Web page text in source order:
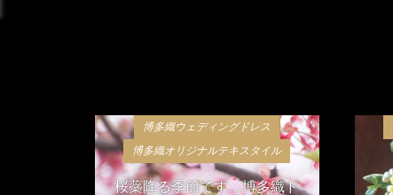
博多織ウェディングドレス
博多織オリジナルテキスタイル
桜蘂降る季節です…博多織ド